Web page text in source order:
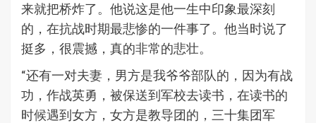
来就把桥炸了。他说这是他一生中印象最深刻
的，在抗战时期最悲惨的一件事了。他当时说了
挺多，很震撼，真的非常的悲壮。
“还有一对夫妻，男方是我爷爷部队的，因为有战
功，作战英勇，被保送到军校去读书，在读书的
时候遇到女方，女方是教导团的，三十集团军